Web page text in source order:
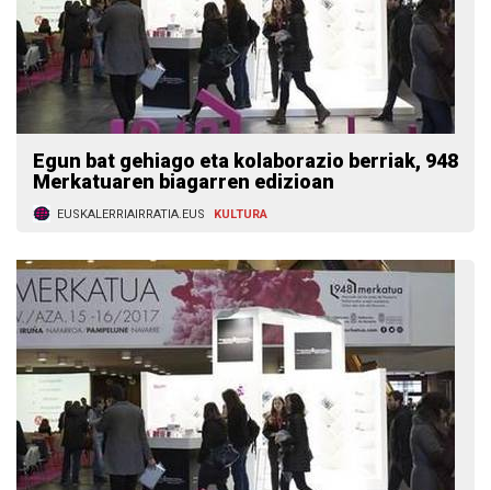
Egun bat gehiago eta kolaborazio berriak, 948
Merkatuaren biagarren edizioan
EUSKALERRIAIRRATIA.EUS KULTURA